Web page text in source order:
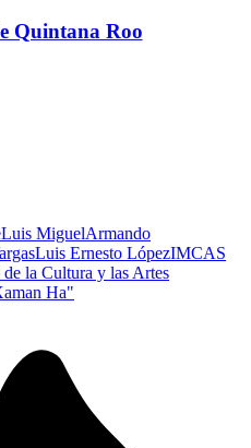
Quintana Roo
Luis MiguelArmando
Luis Ernesto LópezIMCAS
la Cultura y las Artes
Ha"